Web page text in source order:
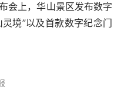
会上，华山景区发布数字
境”以及首款数字纪念门